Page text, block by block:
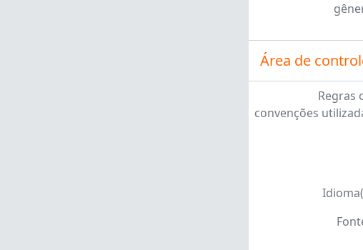
Área de
Regras
convenções